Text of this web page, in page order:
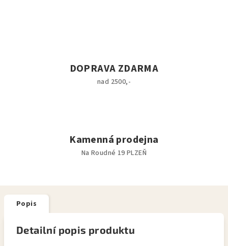
DOPRAVA ZDARMA
nad 2500,-
Kamenná prodejna
Na Roudné 19 PLZEŇ
Popis
Detailní popis produktu